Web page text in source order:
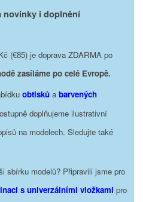
novinky i doplnění
(€85) je doprava ZDARMA po
zasíláme po celé Evropě.
obtisků a barvených
doplňujeme ilustrativní
na modelech. Sledujte také
sbírku modelů? Připravili jsme pro
s univerzálními vložkami pro